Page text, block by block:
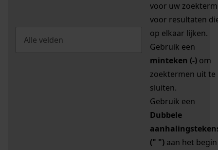
voor uw zoekterm
voor resultaten
op elkaar lijken.
Gebruik een
minteken (-) om
zoektermen uit te
sluiten.
Gebruik een
Dubbele
(" ") aan het begin